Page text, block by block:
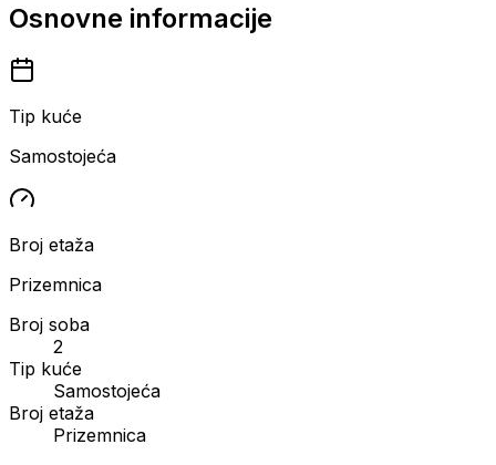
Osnovne informacije
Tip kuće
Samostojeća
Broj etaža
Prizemnica
Broj soba
2
Tip kuće
Samostojeća
Broj etaža
Prizemnica